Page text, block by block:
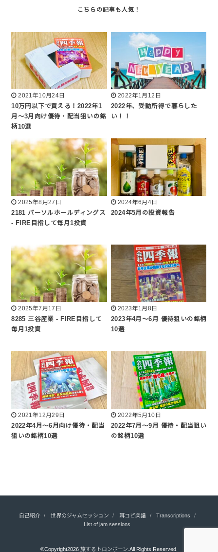
2021年10月24日
10万円以下で買える！2022年1
月～3月向け優待・配当狙いの銘
柄10選
2022年1月12日
2022年、受動所得で暮らした
い！！
2025年8月27日
2181 パーソルホールディングス
- FIRE目指して毎月1投資
2024年6月4日
2024年5月の投資報告
2025年7月17日
8285 三谷産業 - FIRE目指して
毎月1投資
2023年1月8日
2023年4月～6月 優待狙いの銘柄
10選
2021年12月29日
2022年4月～6月向け優待・配当
狙いの銘柄10選
2022年5月10日
2022年7月～9月 優待・配当狙い
の銘柄10選
自己紹介 世界のジャムセッション 耳コピ楽譜
Transcriptions
List of jam sessions
©Copyright2026 旅するトロンボーン .All Rights Reserved.